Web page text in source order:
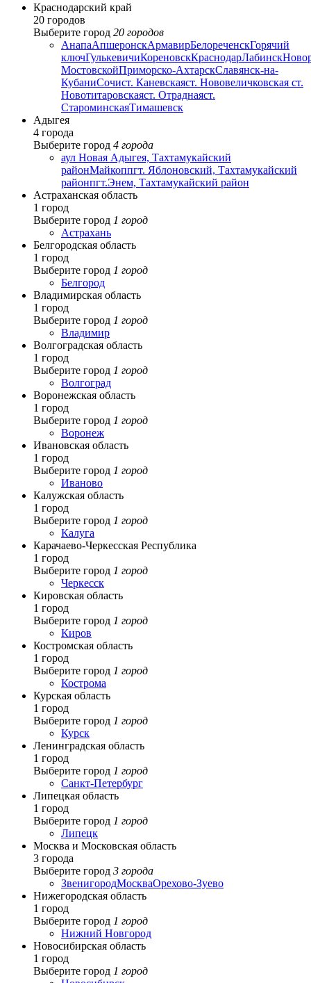
Краснодарский край
20 городов
Выберите город 20 городов
АнапаАпшеронскАрмавирБелореченскГорячий
ключГулькевичиКореновскКраснодарЛабинск
МостовскойПриморско-АхтарскСлавянск-на-
КубаниСочист. Каневскаяст. Нововеличковская ст.
Новотитаровскаяст. Отраднаяст.
СтароминскаяТимашевск
Адыгея
4 города
Выберите город 4 города
аул Новая Адыгея, Тахтамукайский
районМайкоппгт. Яблоновский, Тахтамукайский
районпгт.Энем, Тахтамукайский район
Астраханская область
1 город
Выберите город 1 город
Астрахань
Белгородская область
1 город
Выберите город 1 город
Белгород
Владимирская область
1 город
Выберите город 1 город
Владимир
Волгоградская область
1 город
Выберите город 1 город
Волгоград
Воронежская область
1 город
Выберите город 1 город
Воронеж
Ивановская область
1 город
Выберите город 1 город
Иваново
Калужская область
1 город
Выберите город 1 город
Калуга
Карачаево-Черкесская Республика
1 город
Выберите город 1 город
Черкесск
Кировская область
1 город
Выберите город 1 город
Киров
Костромская область
1 город
Выберите город 1 город
Кострома
Курская область
1 город
Выберите город 1 город
Курск
Ленинградская область
1 город
Выберите город 1 город
Санкт-Петербург
Липецкая область
1 город
Выберите город 1 город
Липецк
Москва и Московская область
3 города
Выберите город 3 города
ЗвенигородМоскваОрехово-Зуево
Нижегородская область
1 город
Выберите город 1 город
Нижний Новгород
Новосибирская область
1 город
Выберите город 1 город